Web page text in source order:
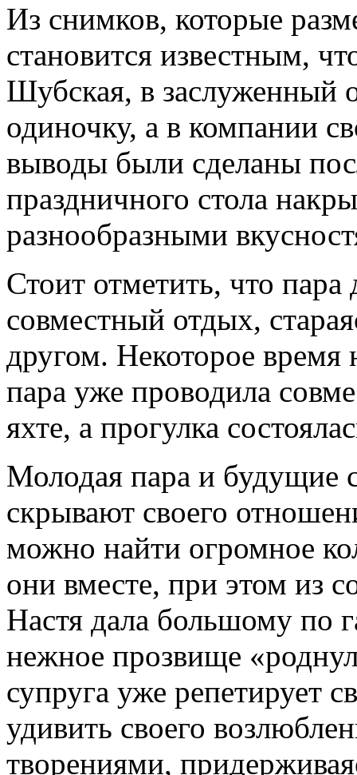
Из снимков, которые
становится известным,
Шубская, в заслуженный
одиночку, а в компании
выводы были сделаны
праздничного стола
разнообразными
Стоит отметить, что пара
совместный отдых,
другом. Некоторое время
пара уже проводила
яхте, а прогулка
Молодая пара и будущие
скрывают своего
можно найти огромное
они вместе, при этом из
Настя дала большому по
нежное прозвище
супруга уже репетирует
удивить своего
творениями,